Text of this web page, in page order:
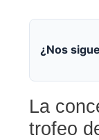
¿Nos
La
trofeo